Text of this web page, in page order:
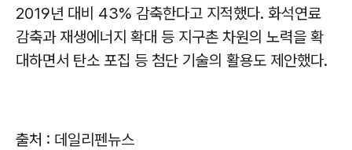
2019년 대비 43% 감축한다고 지적했다. 화석연료
감축과 재생에너지 확대 등 지구촌 차원의 노력을 확
대하면서 탄소 포집 등 첨단 기술의 활용도 제안했다.
출처 : 데일리펜뉴스